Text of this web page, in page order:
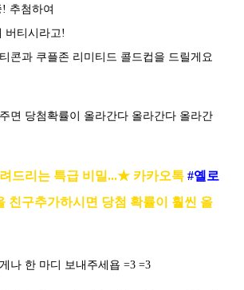
추첨하여
버티시라고!
콘과 쿠플존 리미티드 콜드컵을 드릴게요
면 당첨확률이 올라간다 올라간다 올라간
드리는 특급 비밀...★ 카카오톡#옐로
친구추가하시면 당첨 확률이 훨씬 올
나 한 마디 보내주세욥 =3 =3